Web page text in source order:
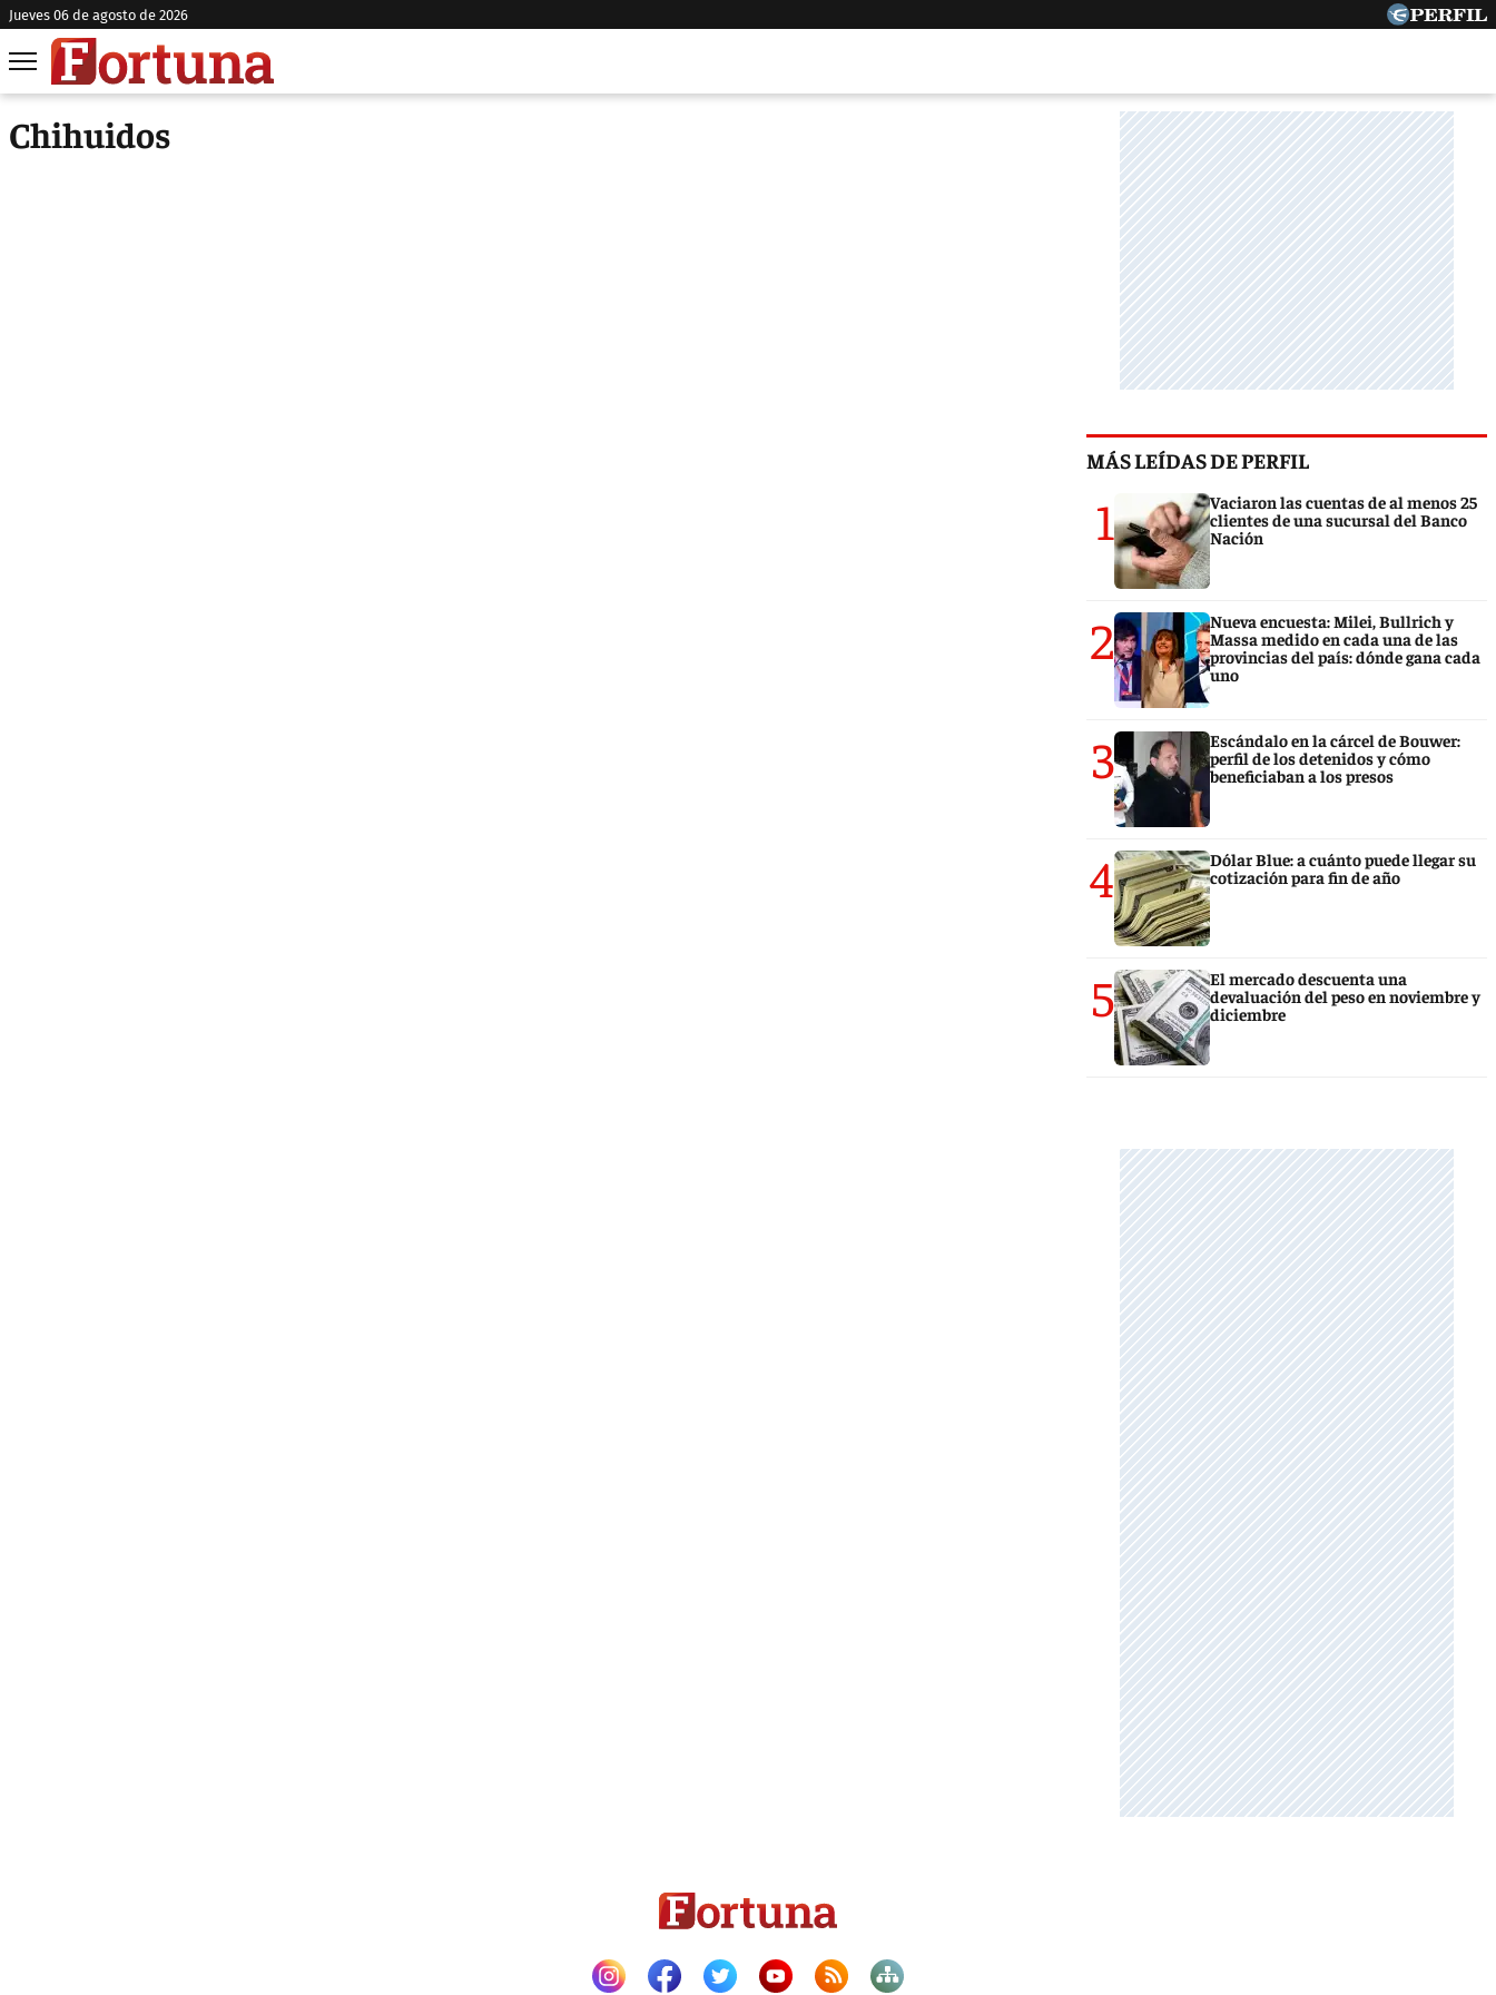
jueves 06 de agosto de 2026
Chihuidos
MÁS LEÍDAS DE PERFIL
1
Vaciaron las cuentas de al menos 25
clientes de una sucursal del Banco
Nación
2
Nueva encuesta: Milei, Bullrich y
Massa medido en cada una de las
provincias del país: dónde gana cada
uno
3
Escándalo en la cárcel de Bouwer:
perfil de los detenidos y cómo
beneficiaban a los presos
4
Dólar Blue: a cuánto puede llegar su
cotización para fin de año
5
El mercado descuenta una
devaluación del peso en noviembre y
diciembre